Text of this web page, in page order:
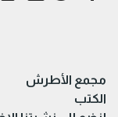
مجمع الأطرش
الكتب